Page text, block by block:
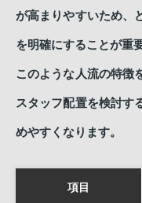
が高まりやすいため、
を明確にすることが重
このような人流の特徴
スタッフ配置を検討す
めやすくなります。
項目